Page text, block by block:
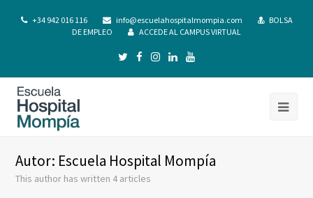
+34 942 016 116 info@escuelahospitalmompia.com
BOLSA
DE EMPLEO
ACCEDE AL CAMPUS VIRTUAL
Autor: Escuela Hospital Mompía
This author has written 4 articles